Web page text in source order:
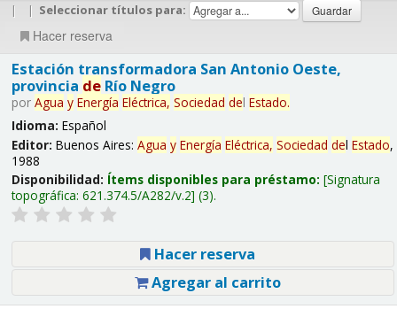
| | Seleccionar títulos para:
Hacer reserva
Estación transformadora San Antonio Oeste,
provincia deRío Negro
por Agua y Energía Eléctrica, Sociedad del Estado.
Idioma: Español
Editor: Buenos Aires: Agua y Energía Eléctrica, Sociedad del Estado,
1988
Disponibilidad: Ítems disponibles para préstamo: Signatura
topográfica: 621.374.5/A282/v.2 (3).
Hacer reserva
Agregar al carrito